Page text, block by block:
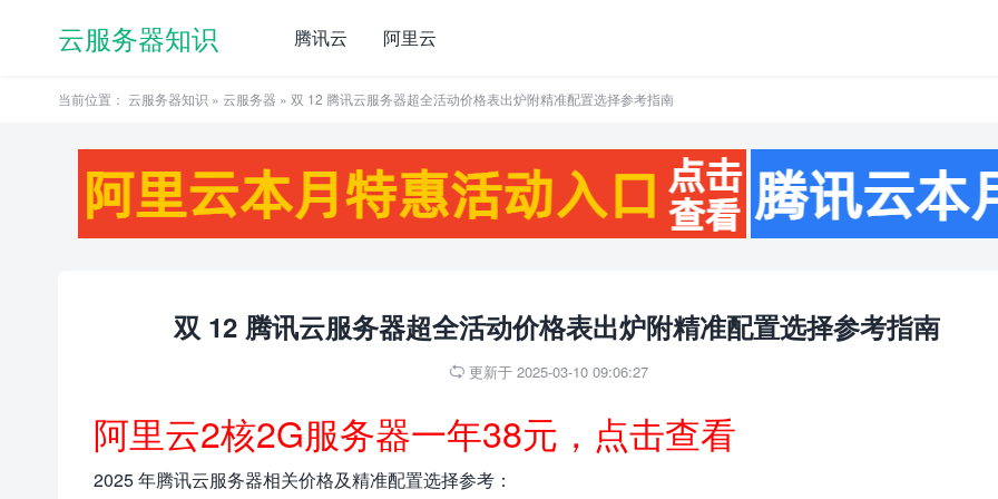
云服务器知识 腾讯云 阿里云
当前位置： 云服务器知识 » 云服务器 » 双 12 腾讯云服务器超全活动价格表出炉附精准配置选择参考指南
双 12 腾讯云服务器超全活动价格表出炉附精准配置选择参考指南
 更新于 2025-03-10 09:06:27
阿里云2核2G服务器一年38元，点击查看
2025 年腾讯云服务器相关价格及精准配置选择参考：